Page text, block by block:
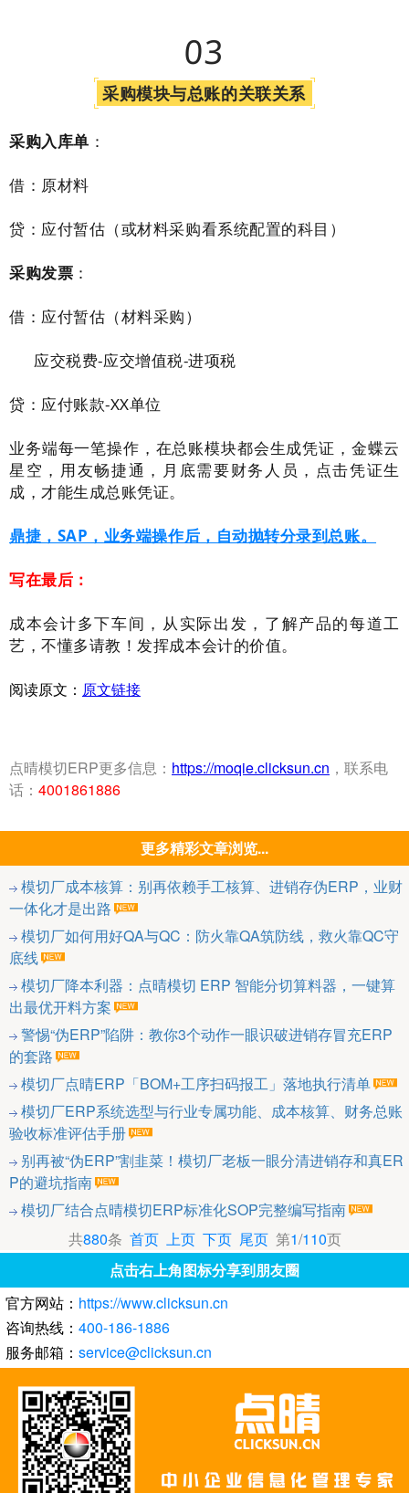
03
采购模块与总账的关联关系
采购入库单 ：
借：原材料
贷：应付暂估（或材料采购看系统配置的科目）
采购发票 ：
借：应付暂估（材料采购）
应交税费-应交增值税-进项税
贷：应付账款-XX单位
业务端每一笔操作，在总账模块都会生成凭证，金蝶云
星空，用友畅捷通，月底需要财务人员，点击凭证生
成，才能生成总账凭证。
鼎捷，SAP，业务端操作后，自动抛转分录到总账。
写在最后：
成本会计多下车间，从实际出发，了解产品的每道工
艺，不懂多请教！发挥成本会计的价值。
阅读原文： 原文链接
点晴模切ERP更多信息： https://moqie.clicksun.cn ，联系电
话： 4001861886
更多精彩文章浏览...
模切厂成本核算：别再依赖手工核算、进销存伪ERP，业财
一体化才是出路
模切厂如何用好QA与QC：防火靠QA筑防线，救火靠QC守
底线
模切厂降本利器：点晴模切 ERP 智能分切算料器，一键算
出最优开料方案
警惕“伪ERP”陷阱：教你3个动作一眼识破进销存冒充ERP
的套路
模切厂点晴ERP「BOM+工序扫码报工」落地执行清单
模切厂ERP系统选型与行业专属功能、成本核算、财务总账
验收标准评估手册
别再被“伪ERP”割韭菜！模切厂老板一眼分清进销存和真ER
P的避坑指南
模切厂结合点晴模切ERP标准化SOP完整编写指南
共880条 首页 上页 下页 尾页第1/110页
点击右上角图标分享到朋友圈
官方网站： https://www.clicksun.cn
咨询热线： 400-186-1886
服务邮箱： service@clicksun.cn